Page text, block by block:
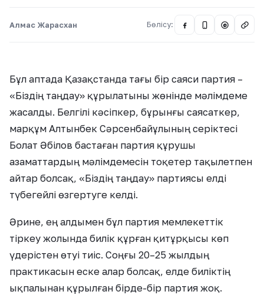
Алмас Жарасхан Бөлісу: @
Бұл аптада Қазақстанда тағы бір саяси партия –
«Біздің таңдау» құрылатыны жөнінде мәлімдеме
жасалды. Белгілі кәсіпкер, бұрынғы саясаткер,
марқұм Алтынбек Сәрсенбайұлының серіктесі
Болат Әбілов бастаған партия құрушы
азаматтардың мәлімдемесін тоқетер тақылетпен
айтар болсақ, «Біздің таңдау» партиясы елді
түбегейлі өзгертуге келді.
Әрине, ең алдымен бұл партия мемлекеттік
тіркеу жолында билік құрған қитұрқысы көп
үдерістен өтуі тиіс. Соңғы 20–25 жылдың
практикасын еске алар болсақ, елде биліктің
ықпалынан құрылған бірде-бір партия жоқ.